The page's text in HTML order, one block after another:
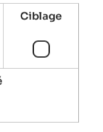
se rendre au
trajet respectueux
Ciblage